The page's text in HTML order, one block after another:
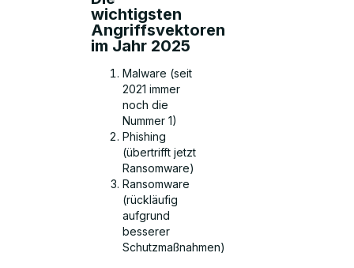
wichtigsten
Angriffsvektoren
im Jahr 2025
Malware (seit
2021 immer
noch die
Nummer 1)
Phishing
(übertrifft jetzt
Ransomware)
Ransomware
(rückläufig
aufgrund
besserer
Schutzmaßnahmen)